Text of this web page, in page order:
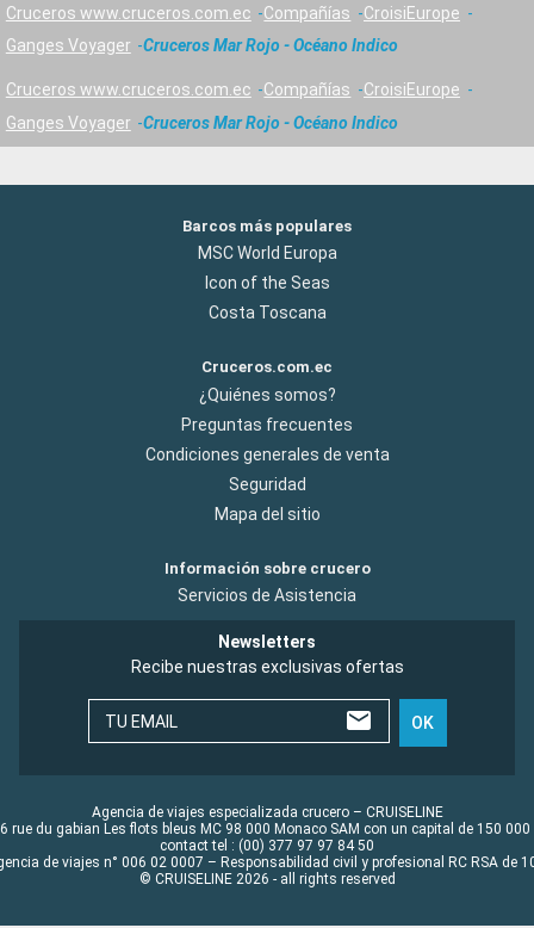
Cruceros www.cruceros.com.ec Compañías
CroisiEurope
Ganges Voyager
Cruceros Mar Rojo - Océano Indico
Cruceros www.cruceros.com.ec Compañías
CroisiEurope
Ganges Voyager
Cruceros Mar Rojo - Océano Indico
Barcos más populares
MSC World Europa
Icon of the Seas
Costa Toscana
Cruceros.com.ec
¿Quiénes somos?
Preguntas frecuentes
Condiciones generales de venta
Seguridad
Mapa del sitio
Información sobre crucero
Servicios de Asistencia
Newsletters
Recibe nuestras exclusivas ofertas
TU EMAIL OK
Agencia de viajes especializada crucero – CRUISELINE
rue du gabian Les flots bleus MC 98 000 Monaco SAM con un capital de 150 000
contact tel : (00) 377 97 97 84 50
de viajes n° 006 02 0007 – Responsabilidad civil y profesional RC RSA de
© CRUISELINE 2026 - all rights reserved